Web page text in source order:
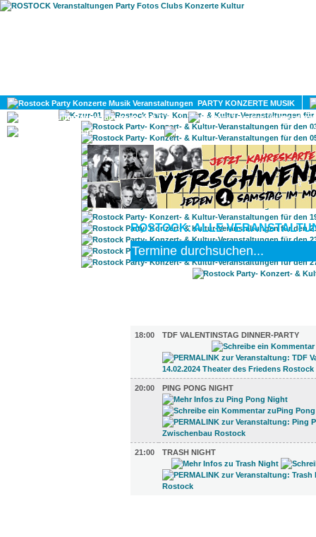
PARTY KONZERTE MUSIK
KULTUR
GAY
ROSTOCK: ALLE
18:00
TDF VALENTINSTAG DINNER-PARTY
20:00 PING PONG NIGHT
21:00 TRASH NIGHT